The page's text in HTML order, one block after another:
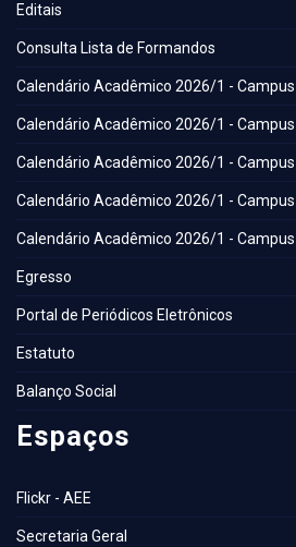
Editais
Consulta Lista de Formandos
Calendário Acadêmico 2026/1 -
Calendário Acadêmico 2026/1 - Campus
Calendário Acadêmico 2026/1 -
Calendário Acadêmico 2026/1 -
Calendário Acadêmico 2026/1 -
Egresso
Portal de Periódicos Eletrônicos
Estatuto
Balanço Social
Espaços
Flickr - AEE
Secretaria Geral